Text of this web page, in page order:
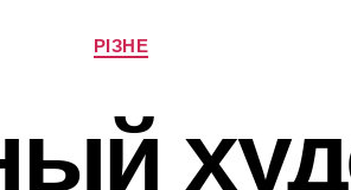
Категорії
РІЗНЕ